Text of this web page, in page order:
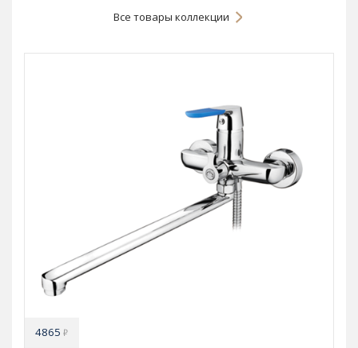
Все товары коллекции
4865₽